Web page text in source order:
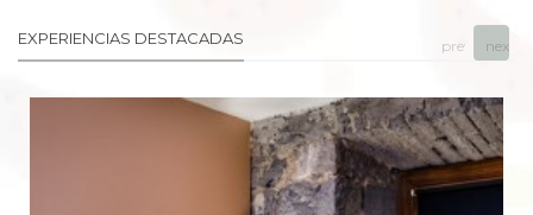
EXPERIENCIAS DESTACADAS prev next